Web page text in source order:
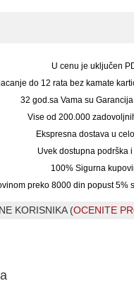
U cenu je uključen
do 12 rata bez kamate
32 god.sa Vama su
Vise od 200.000
Ekspresna dostava u
Uvek dostupna podrška
100% Sigurna
preko 8000 din popust 5%
KORISNIKA (OCENITE